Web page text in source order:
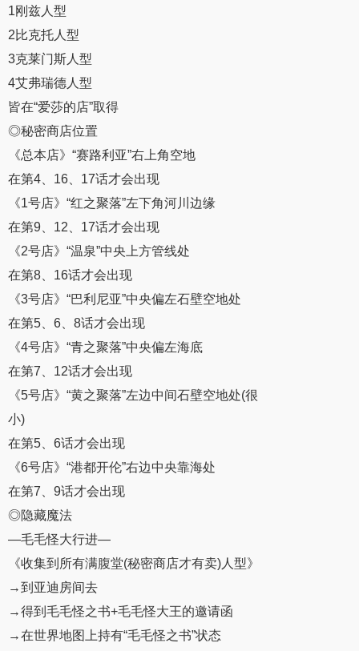
1刚兹人型
2比克托人型
3克莱门斯人型
4艾弗瑞德人型
皆在“爱莎的店”取得
◎秘密商店位置
《总本店》“赛路利亚”右上角空地
在第4、16、17话才会出现
《1号店》“红之聚落”左下角河川边缘
在第9、12、17话才会出现
《2号店》“温泉”中央上方管线处
在第8、16话才会出现
《3号店》“巴利尼亚”中央偏左石壁空地处
在第5、6、8话才会出现
《4号店》“青之聚落”中央偏左海底
在第7、12话才会出现
《5号店》“黄之聚落”左边中间石壁空地处(很
小)
在第5、6话才会出现
《6号店》“港都开伦”右边中央靠海处
在第7、9话才会出现
◎隐藏魔法
—毛毛怪大行进—
《收集到所有满腹堂(秘密商店才有卖)人型》
→到亚迪房间去
→得到毛毛怪之书+毛毛怪大王的邀请函
→在世界地图上持有“毛毛怪之书”状态